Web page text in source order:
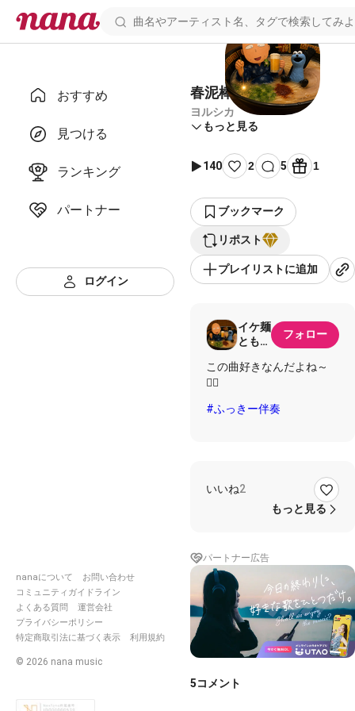
おすすめ
見つける
ランキング
パートナー
ログイン
nanaについて
お問い合わせ
コミュニティガイドライン
よくある質問
運営会社
プライバシーポリシー
特定商取引法に基づく表示
利用規約
© 2026 nana music
春泥棒
ヨルシカ
もっと見る
140 2 5 1
ブックマーク
リポスト
プレイリストに追加
イケ麺
ともぞ
フォロー
この曲好きなんだよね～
🤸‍♂️
#ふっきー伴奏
いいね2
もっと見る
パートナー広告
5コメント